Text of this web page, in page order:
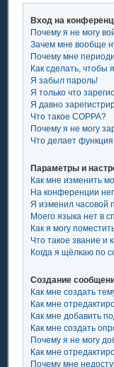
Вход на
Почему я не могу
Зачем мне вообще
Почему мне
Как сделать, чтобы
Я забыл пароль!
Я только что
Я давно
Что такое COPPA?
Почему я не могу
Что делает
Параметры и
Как мне изменить
На конференции
Я изменил часовой
Моего языка нет в
Как я могу
Что такое звание и
Когда я щёлкаю по
Создание
Как мне создать
Как мне
Как мне добавить
Как мне создать
Почему я не могу
Как мне
Почему мне